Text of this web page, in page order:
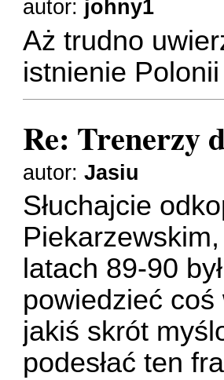
autor: johny1
Aż trudno
istnienie
Re: Trenerzy
autor:Jasiu
Słuchajcie
latach 89-90
powiedzieć coś
jakiś skrót
podesłać ten